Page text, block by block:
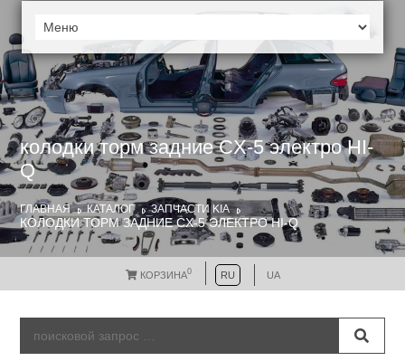
колодки торм задние CX-5 электро HI-
Q
ГЛАВНАЯ КАТАЛОГ ЗАПЧАСТИ KIA
КОЛОДКИ ТОРМ ЗАДНИЕ CX-5 ЭЛЕКТРО HI-Q
КОРЗИНА0 RU UA